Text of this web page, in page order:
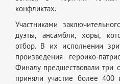
конфликтах.
Участниками
дуэты, ансамбли, хоры,
отбор. В их исполнении
произведения героико-
Финалу предшествовали три
приняли участие более 400